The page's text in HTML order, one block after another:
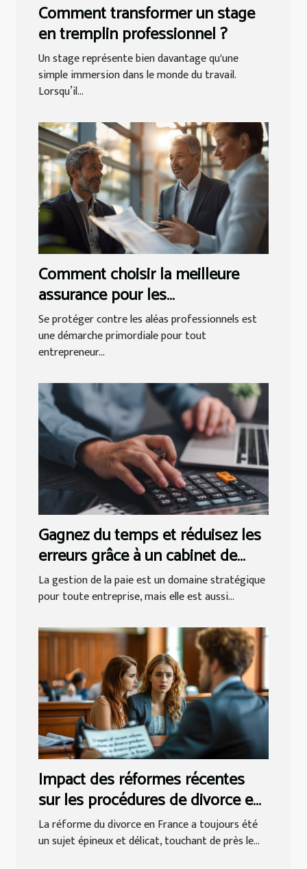
Comment transformer un stage
en tremplin professionnel ?
Un stage représente bien davantage qu'une
simple immersion dans le monde du travail.
Lorsqu’il...
Comment choisir la meilleure
assurance pour les
professionnels
Se protéger contre les aléas professionnels est
une démarche primordiale pour tout
entrepreneur...
Gagnez du temps et réduisez les
erreurs grâce à un cabinet de
gestion de paie !
La gestion de la paie est un domaine stratégique
pour toute entreprise, mais elle est aussi...
Impact des réformes récentes
sur les procédures de divorce en
France
La réforme du divorce en France a toujours été
un sujet épineux et délicat, touchant de près le...